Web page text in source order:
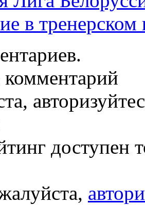
в
доступен